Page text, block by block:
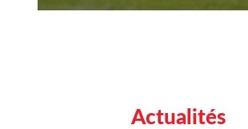
Actualités